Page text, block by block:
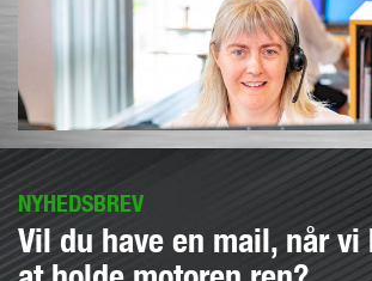
NYHEDSBREV
Vil du have en mail, når vi